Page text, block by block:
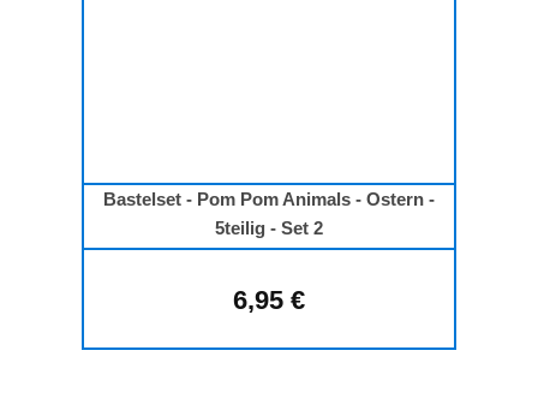
Bastelset - Pom Pom Animals - Ostern -
5teilig - Set 2
Regulärer Preis:
6,95 €